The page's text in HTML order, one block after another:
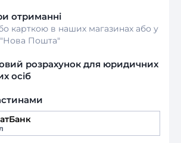
отриманні
карткою в наших магазинах або у
"Нова Пошта"
розрахунок для юридичних
осіб